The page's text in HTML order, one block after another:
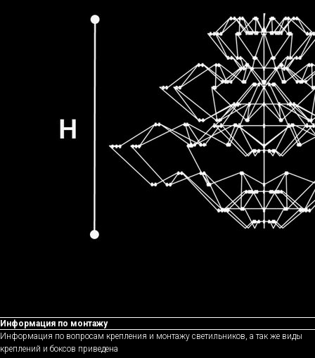
Информация по монтажу
Информация по вопросам крепления и монтажу светильников, а так же виды
креплений и боксов приведена